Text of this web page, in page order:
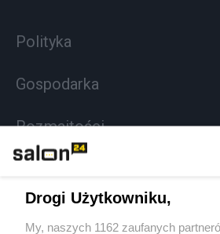
Polityka
Gospodarka
Rozmaitości
Sport
Drogi Użytkowniku,
My, naszych 1162 zaufanych